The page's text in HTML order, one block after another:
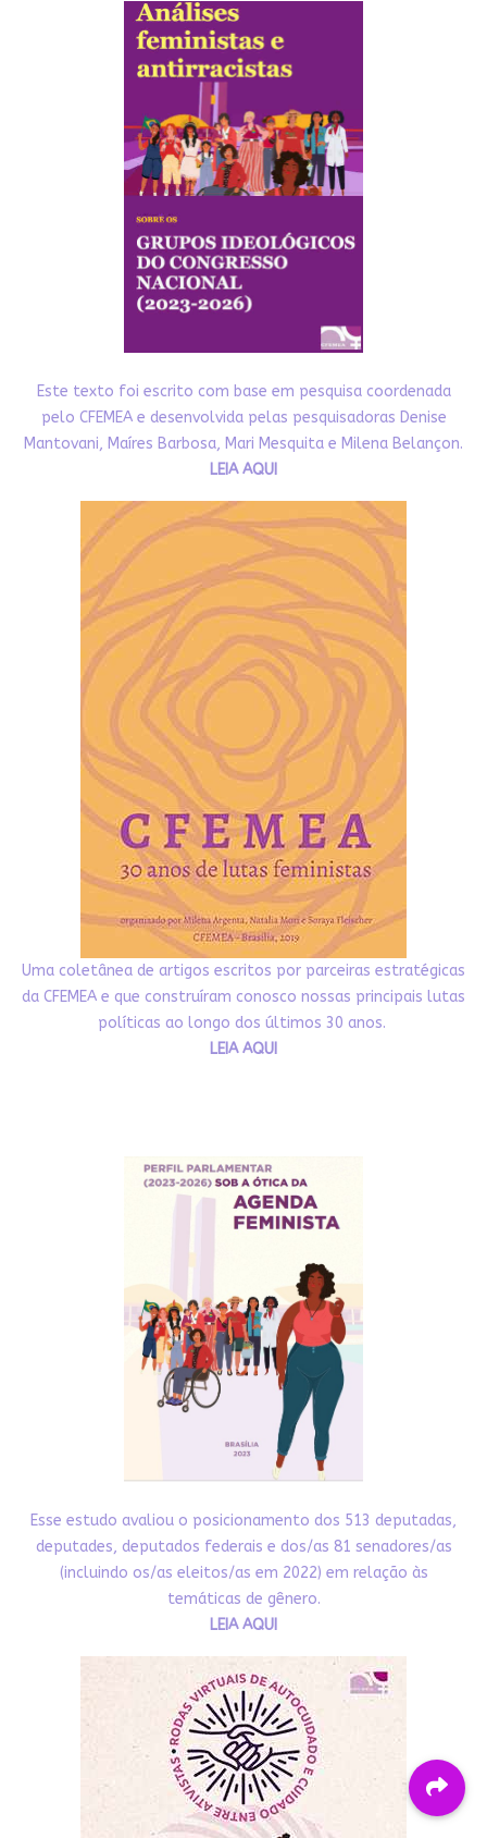
Este texto foi escrito com base em pesquisa coordenada
pelo CFEMEA e desenvolvida pelas pesquisadoras Denise
Mantovani, Maíres Barbosa, Mari Mesquita e Milena Belançon.
LEIA AQUI
Uma coletânea de artigos escritos por parceiras estratégicas
da CFEMEA e que construíram conosco nossas principais lutas
políticas ao longo dos últimos 30 anos.
LEIA AQUI
Esse estudo avaliou o posicionamento dos 513 deputadas,
deputades, deputados federais e dos/as 81 senadores/as
(incluindo os/as eleitos/as em 2022) em relação às
temáticas de gênero.
LEIA AQUI